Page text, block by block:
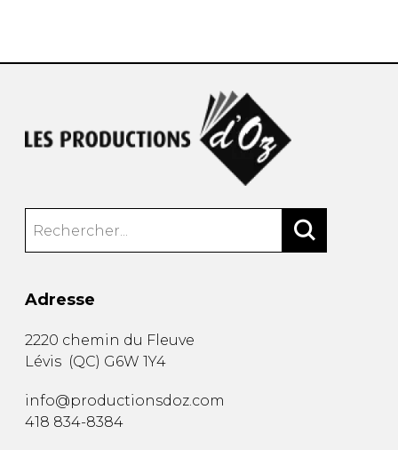
Adresse
2220 chemin du Fleuve
Lévis (QC) G6W 1Y4
info@productionsdoz.com
418 834-8384